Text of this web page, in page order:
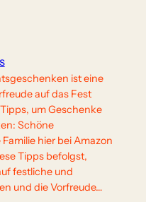
ist eine
auf das Fest
um Geschenke
Schöne
hier bei Amazon
Tipps befolgst,
festliche und
und die Vorfreude…